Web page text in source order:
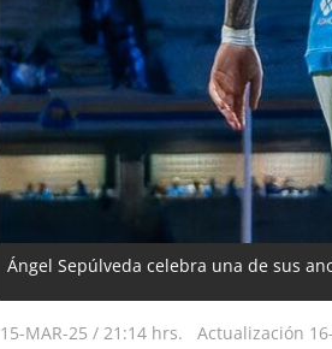
Ángel Sepúlveda celebra una de sus
15-MAR-25 / 21:14 hrs. Actualización